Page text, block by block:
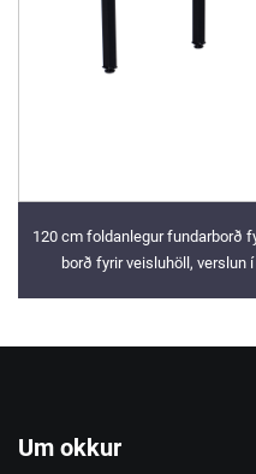
120 cm foldanlegur fundarborð
borð fyrir veisluhöll, verslun
Um okkur